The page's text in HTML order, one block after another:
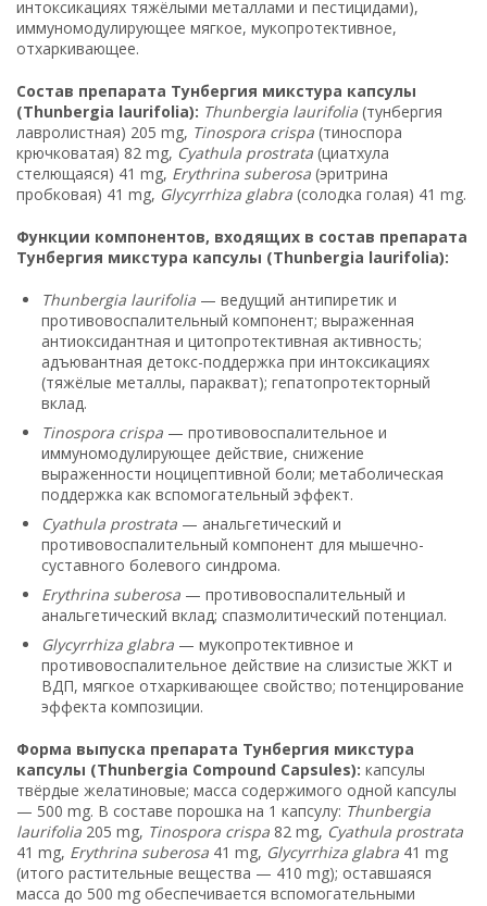
интоксикациях тяжёлыми металлами и пестицидами),
иммуномодулирующее мягкое, мукопротективное,
отхаркивающее.
Состав препарата Тунбергия микстура капсулы
(Thunbergia laurifolia): Thunbergia laurifolia (тунбергия
лавролистная) 205 mg, Tinospora crispa (тиноспора
крючковатая) 82 mg, Cyathula prostrata (циатхула
стелющаяся) 41 mg, Erythrina suberosa (эритрина
пробковая) 41 mg, Glycyrrhiza glabra (солодка голая) 41 mg.
Функции компонентов, входящих в состав препарата
Тунбергия микстура капсулы (Thunbergia laurifolia):
Thunbergia laurifolia — ведущий антипиретик и
противовоспалительный компонент; выраженная
антиоксидантная и цитопротективная активность;
адъювантная детокс-поддержка при интоксикациях
(тяжёлые металлы, паракват); гепатопротекторный
вклад.
Tinospora crispa — противовоспалительное и
иммуномодулирующее действие, снижение
выраженности ноцицептивной боли; метаболическая
поддержка как вспомогательный эффект.
Cyathula prostrata — анальгетический и
противовоспалительный компонент для мышечно-
суставного болевого синдрома.
Erythrina suberosa — противовоспалительный и
анальгетический вклад; спазмолитический потенциал.
Glycyrrhiza glabra — мукопротективное и
противовоспалительное действие на слизистые ЖКТ и
ВДП, мягкое отхаркивающее свойство; потенцирование
эффекта композиции.
Форма выпуска препарата Тунбергия микстура
капсулы (Thunbergia Compound Capsules): капсулы
твёрдые желатиновые; масса содержимого одной капсулы
— 500 mg. В составе порошка на 1 капсулу: Thunbergia
laurifolia 205 mg, Tinospora crispa 82 mg, Cyathula prostrata
41 mg, Erythrina suberosa 41 mg, Glycyrrhiza glabra 41 mg
(итого растительные вещества — 410 mg); оставшаяся
масса до 500 mg обеспечивается вспомогательными